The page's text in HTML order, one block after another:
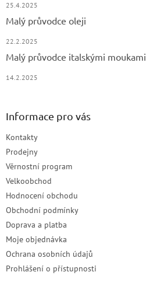
25.4.2025
Malý průvodce oleji
22.2.2025
Malý průvodce italskými moukami
14.2.2025
Informace pro vás
Kontakty
Prodejny
Věrnostní program
Velkoobchod
Hodnocení obchodu
Obchodní podmínky
Doprava a platba
Moje objednávka
Ochrana osobních údajů
Prohlášení o přístupnosti